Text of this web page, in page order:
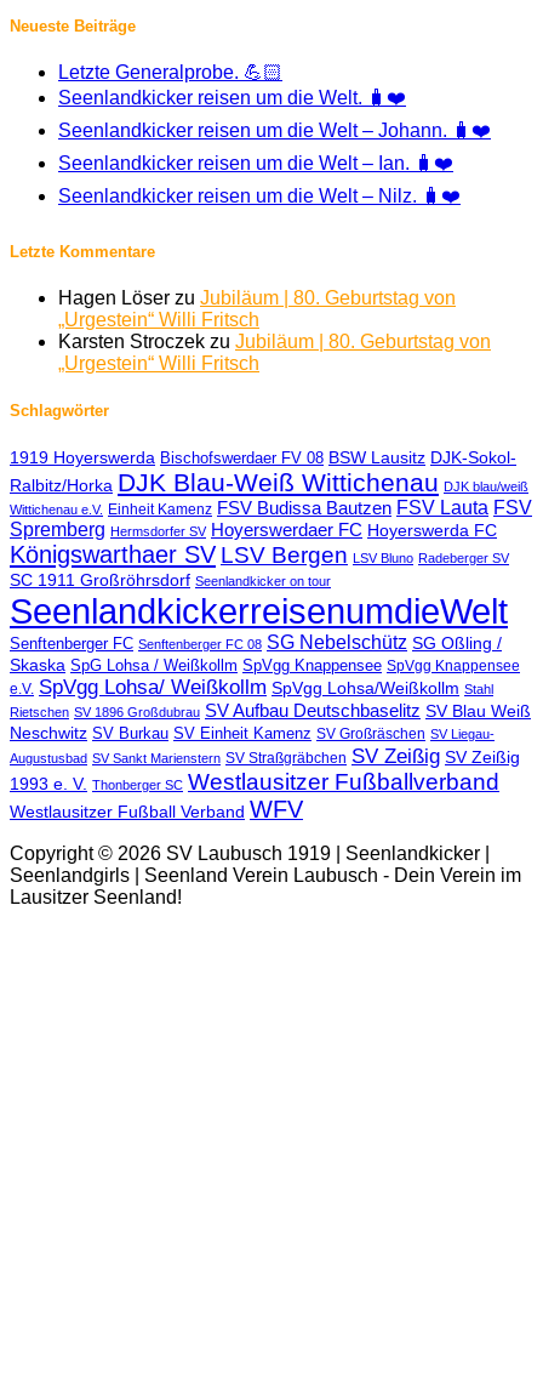
Neueste Beiträge
Letzte Generalprobe. 💪🏻
Seenlandkicker reisen um die Welt. 🧳❤️
Seenlandkicker reisen um die Welt – Johann. 🧳❤️
Seenlandkicker reisen um die Welt – Ian. 🧳❤️
Seenlandkicker reisen um die Welt – Nilz. 🧳❤️
Letzte Kommentare
Hagen Löser zu Jubiläum | 80. Geburtstag von
„Urgestein“ Willi Fritsch
Karsten Stroczek zu Jubiläum | 80. Geburtstag von
„Urgestein“ Willi Fritsch
Schlagwörter
1919 Hoyerswerda Bischofswerdaer FV 08 BSW Lausitz DJK-Sokol-
Ralbitz/Horka DJK Blau-Weiß Wittichenau DJK blau/weiß
Wittichenau e.V. Einheit Kamenz FSV Budissa Bautzen FSV Lauta FSV
Spremberg Hermsdorfer SV Hoyerswerdaer FC Hoyerswerda FC
Königswarthaer SV LSV Bergen LSV Bluno Radeberger SV
SC 1911 Großröhrsdorf Seenlandkicker on tour
SeenlandkickerreisenumdieWelt
Senftenberger FC Senftenberger FC 08 SG Nebelschütz SG Oßling /
Skaska SpG Lohsa / Weißkollm SpVgg Knappensee SpVgg Knappensee
e.V. SpVgg Lohsa/ Weißkollm SpVgg Lohsa/Weißkollm Stahl
Rietschen SV 1896 Großdubrau SV Aufbau Deutschbaselitz SV Blau Weiß
Neschwitz SV Burkau SV Einheit Kamenz SV Großräschen SV Liegau-
Augustusbad SV Sankt Marienstern SV Straßgräbchen SV Zeißig SV Zeißig
1993 e. V. Thonberger SC Westlausitzer Fußballverband
Westlausitzer Fußball Verband WFV
Copyright © 2026 SV Laubusch 1919 | Seenlandkicker |
Seenlandgirls | Seenland Verein Laubusch - Dein Verein im
Lausitzer Seenland!